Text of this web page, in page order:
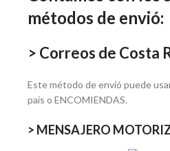
métodos de envió:
> Correos de Costa
Este método de envió puede
país o ENCOMIENDAS.
> MENSAJERO